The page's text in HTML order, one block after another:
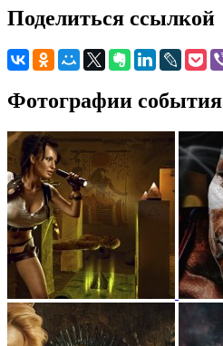
Поделиться ссылкой
Фотографии события